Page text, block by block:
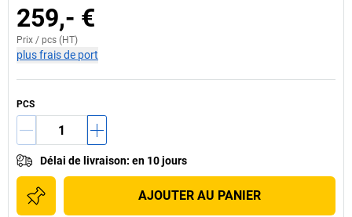
259,- €
Prix / pcs (HT)
plus frais de port
PCS
Délai de livraison: en 10 jours
AJOUTER AU PANIER